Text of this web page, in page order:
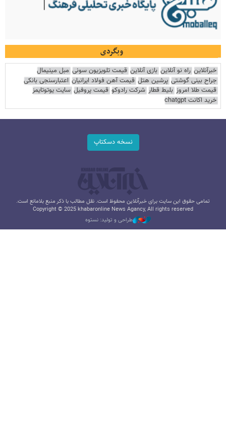
وبگردی
خبرآنلاین راه نو آنلاین بازی آنلاین قیمت تلویزیون سونی مبل مینیمال
جراح بینی گوشتی پرشین هتل قیمت آهن فولاد ایرانیان اعتبارسنجی بانکی
قیمت طلا امروز بلیط قطار شرکت رادوکو قیمت پروفیل سایت یوتوتایمز
خرید اکانت chatgpt
نسخه دسکتاپ
تمامی حقوق این سایت برای خبرآنلاین محفوظ است. نقل مطالب با ذکر منبع بلامانع است.
Copyright © 2025 khabaronline News Agancy, All rights reserved
طراحی و تولید: نستوه